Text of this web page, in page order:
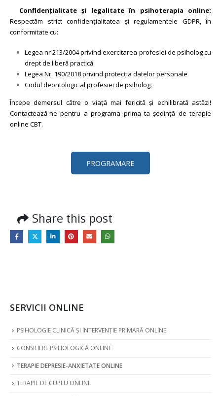
Confidențialitate și legalitate în psihoterapia online:
Respectăm strict confidențialitatea și regulamentele GDPR, în
conformitate cu:
Legea nr 213/2004 privind exercitarea profesiei de psiholog cu
drept de liberă practică
Legea Nr. 190/2018 privind protecția datelor personale
Codul deontologic al profesiei de psiholog.
Începe demersul către o viață mai fericită și echilibrată astăzi!
Contactează-ne pentru a programa prima ta ședință de terapie
online CBT.
PROGRAMARE
Share this post
SERVICII ONLINE
PSIHOLOGIE CLINICĂ ȘI INTERVENȚIE PRIMARĂ ONLINE
CONSILIERE PSIHOLOGICĂ ONLINE
TERAPIE DEPRESIE-ANXIETATE ONLINE
TERAPIE DE CUPLU ONLINE